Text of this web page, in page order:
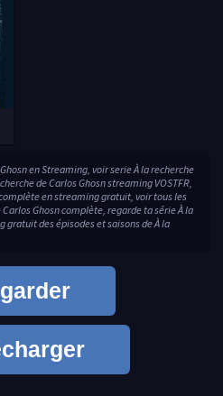
en Streaming, voir serie À la recherche
de Carlos Ghosn streaming VOSTFR,
en streaming gratuit, voir tous les
Ghosn complète, regarde ta série À la
gratuit des épisodes et saisons de À la